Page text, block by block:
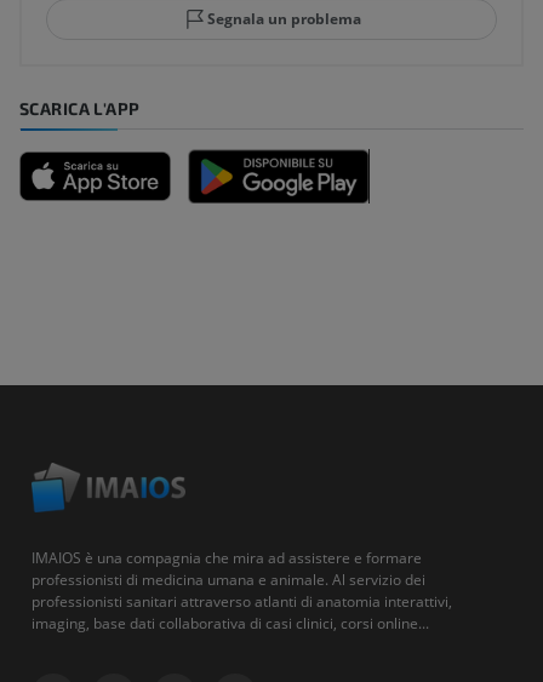
Segnala un problema
SCARICA L'APP
IMAIOS è una compagnia che mira ad assistere e formare
professionisti di medicina umana e animale. Al servizio dei
professionisti sanitari attraverso atlanti di anatomia interattivi,
imaging, base dati collaborativa di casi clinici, corsi online...